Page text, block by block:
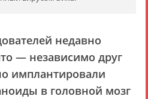
недавно
— независимо друг
имплантировали
в головной мозг